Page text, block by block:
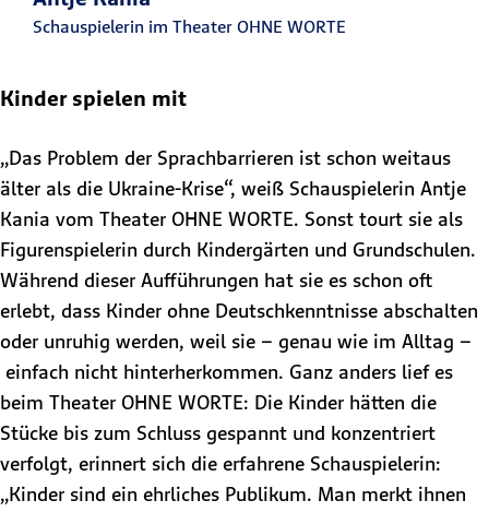
Schauspielerin im Theater OHNE WORTE
Kinder spielen mit
„Das Problem der Sprachbarrieren ist schon weitaus
älter als die Ukraine-Krise“, weiß Schauspielerin Antje
Kania vom Theater OHNE WORTE. Sonst tourt sie als
Figurenspielerin durch Kindergärten und Grundschulen.
Während dieser Aufführungen hat sie es schon oft
erlebt, dass Kinder ohne Deutschkenntnisse abschalten
oder unruhig werden, weil sie – genau wie im Alltag –
einfach nicht hinterherkommen. Ganz anders lief es
beim Theater OHNE WORTE: Die Kinder hätten die
Stücke bis zum Schluss gespannt und konzentriert
verfolgt, erinnert sich die erfahrene Schauspielerin:
„Kinder sind ein ehrliches Publikum. Man merkt ihnen